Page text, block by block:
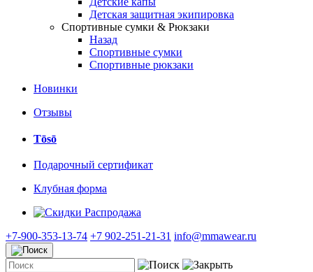
Детская защитная экипировка
Спортивные сумки & Рюкзаки
Назад
Спортивные сумки
Спортивные рюкзаки
Новинки
Отзывы
Tōsō
Подарочный сертификат
Клубная форма
Распродажа
+7-900-353-13-74 +7 902-251-21-31 info@mmawear.ru